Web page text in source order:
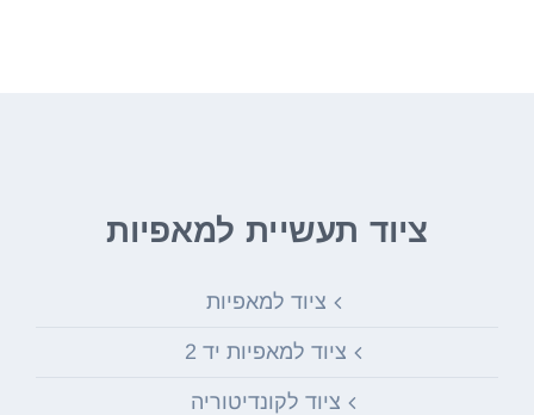
ציוד תעשיית למאפיות
ציוד למאפיות
ציוד למאפיות יד 2
ציוד לקונדיטוריה